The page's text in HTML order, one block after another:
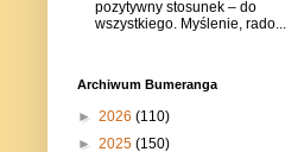
pozytywny stosunek – do
wszystkiego. Myślenie, rado...
Archiwum Bumeranga
► 2026 (110)
► 2025 (150)